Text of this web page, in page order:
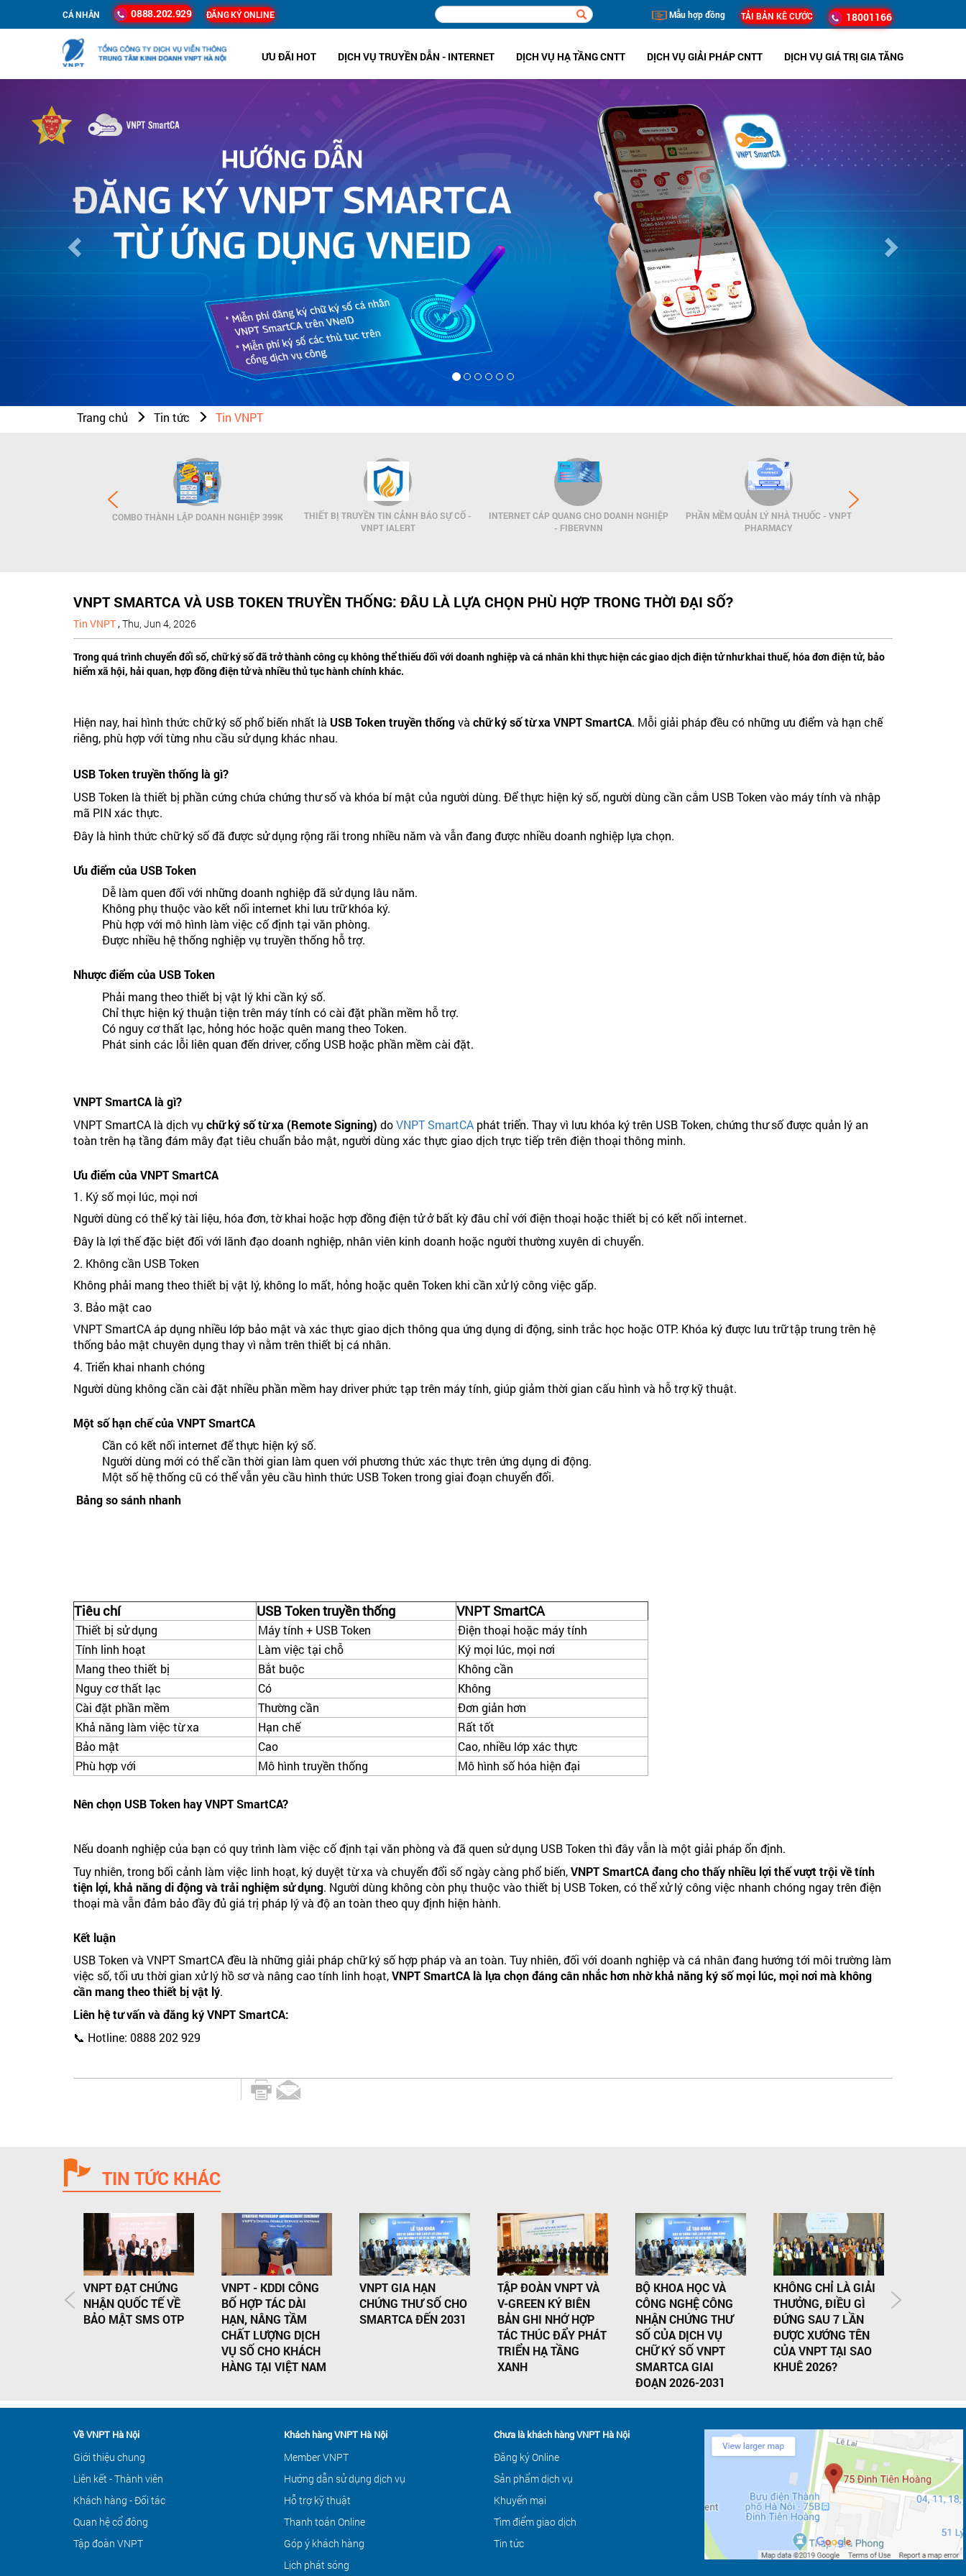
CÁ NHÂN 0888.202.929 ĐĂNG KÝ ONLINE Mẫu hợp đồng TẢI BẢN KÊ CƯỚC 18001166
ƯU ĐÃI HOT DỊCH VỤ TRUYỀN DẪN - INTERNET DỊCH VỤ HẠ TẦNG CNTT DỊCH VỤ GIẢI PHÁP CNTT DỊCH VỤ GIÁ TRỊ GIA TĂNG
Trang chủ Tin tức Tin VNPT
COMBO THÀNH LẬP DOANH NGHIỆP 399K
THIẾT BỊ TRUYỀN TIN CẢNH BÁO SỰ CỐ -
VNPT IALERT
INTERNET CÁP QUANG CHO DOANH NGHIỆP
- FIBERVNN
PHẦN MỀM QUẢN LÝ NHÀ THUỐC - VNPT
PHARMACY
VNPT SMARTCA VÀ USB TOKEN TRUYỀN THỐNG: ĐÂU LÀ LỰA CHỌN PHÙ HỢP TRONG THỜI ĐẠI SỐ?
Tin VNPT,Thu, Jun 4, 2026
Trong quá trình chuyển đổi số, chữ ký số đã trở thành công cụ không thể thiếu đối với doanh nghiệp và cá nhân khi thực hiện các giao dịch điện tử như khai thuế, hóa đơn điện tử, bảo
hiểm xã hội, hải quan, hợp đồng điện tử và nhiều thủ tục hành chính khác.
Hiện nay, hai hình thức chữ ký số phổ biến nhất là USB Token truyền thốngvà chữ ký số từ xa VNPT SmartCA. Mỗi giải pháp đều có những ưu điểm và hạn chế
riêng, phù hợp với từng nhu cầu sử dụng khác nhau.
USB Token truyền thống là gì?
USB Token là thiết bị phần cứng chứa chứng thư số và khóa bí mật của người dùng. Để thực hiện ký số, người dùng cần cắm USB Token vào máy tính và nhập
mã PIN xác thực.
Đây là hình thức chữ ký số đã được sử dụng rộng rãi trong nhiều năm và vẫn đang được nhiều doanh nghiệp lựa chọn.
Ưu điểm của USB Token
Dễ làm quen đối với những doanh nghiệp đã sử dụng lâu năm.
Không phụ thuộc vào kết nối internet khi lưu trữ khóa ký.
Phù hợp với mô hình làm việc cố định tại văn phòng.
Được nhiều hệ thống nghiệp vụ truyền thống hỗ trợ.
Nhược điểm của USB Token
Phải mang theo thiết bị vật lý khi cần ký số.
Chỉ thực hiện ký thuận tiện trên máy tính có cài đặt phần mềm hỗ trợ.
Có nguy cơ thất lạc, hỏng hóc hoặc quên mang theo Token.
Phát sinh các lỗi liên quan đến driver, cổng USB hoặc phần mềm cài đặt.
VNPT SmartCA là gì?
VNPT SmartCA là dịch vụ chữ ký số từ xa (Remote Signing) doVNPT SmartCA phát triển. Thay vì lưu khóa ký trên USB Token, chứng thư số được quản lý an
toàn trên hạ tầng đám mây đạt tiêu chuẩn bảo mật, người dùng xác thực giao dịch trực tiếp trên điện thoại thông minh.
Ưu điểm của VNPT SmartCA
1. Ký số mọi lúc, mọi nơi
Người dùng có thể ký tài liệu, hóa đơn, tờ khai hoặc hợp đồng điện tử ở bất kỳ đâu chỉ với điện thoại hoặc thiết bị có kết nối internet.
Đây là lợi thế đặc biệt đối với lãnh đạo doanh nghiệp, nhân viên kinh doanh hoặc người thường xuyên di chuyển.
2. Không cần USB Token
Không phải mang theo thiết bị vật lý, không lo mất, hỏng hoặc quên Token khi cần xử lý công việc gấp.
3. Bảo mật cao
VNPT SmartCA áp dụng nhiều lớp bảo mật và xác thực giao dịch thông qua ứng dụng di động, sinh trắc học hoặc OTP. Khóa ký được lưu trữ tập trung trên hệ
thống bảo mật chuyên dụng thay vì nằm trên thiết bị cá nhân.
4. Triển khai nhanh chóng
Người dùng không cần cài đặt nhiều phần mềm hay driver phức tạp trên máy tính, giúp giảm thời gian cấu hình và hỗ trợ kỹ thuật.
Một số hạn chế của VNPT SmartCA
Cần có kết nối internet để thực hiện ký số.
Người dùng mới có thể cần thời gian làm quen với phương thức xác thực trên ứng dụng di động.
Một số hệ thống cũ có thể vẫn yêu cầu hình thức USB Token trong giai đoạn chuyển đổi.
Bảng so sánh nhanh
Tiêu chí USB Token truyền thống VNPT SmartCA
Thiết bị sử dụng Máy tính + USB Token
Điện thoại hoặc máy tính
Tính linh hoạt
Làm việc tại chỗ
Ký mọi lúc, mọi nơi
Mang theo thiết bị
Bắt buộc
Không cần
Nguy cơ thất lạc
Có
Không
Cài đặt phần mềm
Thường cần
Đơn giản hơn
Khả năng làm việc từ xa
Hạn chế
Rất tốt
Bảo mật
Cao
Cao, nhiều lớp xác thực
Phù hợp với
Mô hình truyền thống Mô hình số hóa hiện đại
Nên chọn USB Token hay VNPT SmartCA?
Nếu doanh nghiệp của bạn có quy trình làm việc cố định tại văn phòng và đã quen sử dụng USB Token thì đây vẫn là một giải pháp ổn định.
Tuy nhiên, trong bối cảnh làm việc linh hoạt, ký duyệt từ xa và chuyển đổi số ngày càng phổ biến,VNPT SmartCA đang cho thấy nhiều lợi thế vượt trội về tính
tiện lợi, khả năng di động và trải nghiệm sử dụng. Người dùng không còn phụ thuộc vào thiết bị USB Token, có thể xử lý công việc nhanh chóng ngay trên điện
thoại mà vẫn đảm bảo đầy đủ giá trị pháp lý và độ an toàn theo quy định hiện hành.
Kết luận
USB Token và VNPT SmartCA đều là những giải pháp chữ ký số hợp pháp và an toàn. Tuy nhiên, đối với doanh nghiệp và cá nhân đang hướng tới môi trường làm
việc số, tối ưu thời gian xử lý hồ sơ và nâng cao tính linh hoạt,VNPT SmartCA là lựa chọn đáng cân nhắc hơn nhờ khả năng ký số mọi lúc, mọi nơi mà không
cần mang theo thiết bị vật lý.
Liên hệ tư vấn và đăng ký VNPT SmartCA:
📞 Hotline: 0888 202 929
TIN TỨC KHÁC
VNPT ĐẠT CHỨNG
NHẬN QUỐC TẾ VỀ
BẢO MẬT SMS OTP
VNPT - KDDI CÔNG
BỐ HỢP TÁC DÀI
HẠN, NÂNG TẦM
CHẤT LƯỢNG DỊCH
VỤ SỐ CHO KHÁCH
HÀNG TẠI VIỆT NAM
VNPT GIA HẠN
CHỨNG THƯ SỐ CHO
SMARTCA ĐẾN 2031
TẬP ĐOÀN VNPT VÀ
V-GREEN KÝ BIÊN
BẢN GHI NHỚ HỢP
TÁC THÚC ĐẨY PHÁT
TRIỂN HẠ TẦNG
XANH
BỘ KHOA HỌC VÀ
CÔNG NGHỆ CÔNG
NHẬN CHỨNG THƯ
SỐ CỦA DỊCH VỤ
CHỮ KÝ SỐ VNPT
SMARTCA GIAI
ĐOẠN 2026-2031
KHÔNG CHỈ LÀ GIẢI
THƯỞNG, ĐIỀU GÌ
ĐỨNG SAU 7 LẦN
ĐƯỢC XƯỚNG TÊN
CỦA VNPT TẠI SAO
KHUÊ 2026?
Về VNPT Hà Nội
Giới thiệu chung
Liên kết - Thành viên
Khách hàng - Đối tác
Quan hệ cổ đông
Tập đoàn VNPT
Khách hàng VNPT Hà Nội
Member VNPT
Hướng dẫn sử dụng dịch vụ
Hỗ trợ kỹ thuật
Thanh toán Online
Góp ý khách hàng
Lịch phát sóng
Chưa là khách hàng VNPT Hà Nội
Đăng ký Online
Sản phẩm dịch vụ
Khuyến mại
Tìm điểm giao dịch
Tin tức